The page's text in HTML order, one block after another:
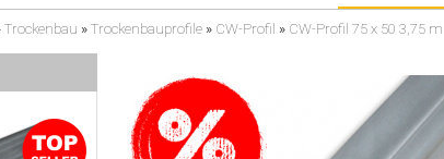
Trockenbau » Trockenbauprofile » CW-Profil » CW-Profil 75 x 50 3,75 m